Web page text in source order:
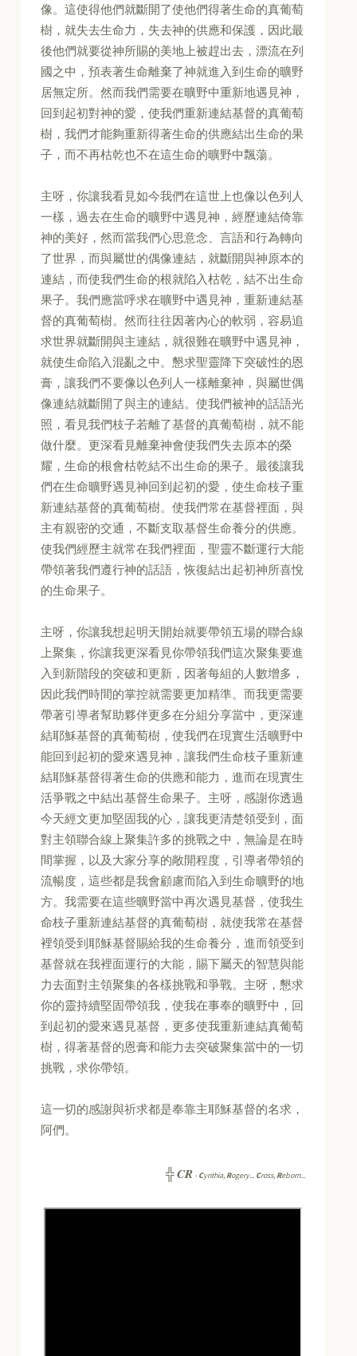
像。這使得他們就斷開了使他們得著生命的真葡萄
樹，就失去生命力，失去神的供應和保護，因此最
後他們就要從神所賜的美地上被趕出去，漂流在列
國之中，預表著生命離棄了神就進入到生命的曠野
居無定所。然而我們需要在曠野中重新地遇見神，
回到起初對神的愛，使我們重新連結基督的真葡萄
樹，我們才能夠重新得著生命的供應結出生命的果
子，而不再枯乾也不在這生命的曠野中飄蕩。
主呀，你讓我看見如今我們在這世上也像以色列人
一樣，過去在生命的曠野中遇見神，經歷連結倚靠
神的美好，然而當我們心思意念、言語和行為轉向
了世界，而與屬世的偶像連結，就斷開與神原本的
連結，而使我們生命的根就陷入枯乾，結不出生命
果子。我們應當呼求在曠野中遇見神，重新連結基
督的真葡萄樹。然而往往因著內心的軟弱，容易追
求世界就斷開與主連結，就很難在曠野中遇見神，
就使生命陷入混亂之中。懇求聖靈降下突破性的恩
膏，讓我們不要像以色列人一樣離棄神，與屬世偶
像連結就斷開了與主的連結。使我們被神的話語光
照，看見我們枝子若離了基督的真葡萄樹，就不能
做什麼。更深看見離棄神會使我們失去原本的榮
耀，生命的根會枯乾結不出生命的果子。最後讓我
們在生命曠野遇見神回到起初的愛，使生命枝子重
新連結基督的真葡萄樹。使我們常在基督裡面，與
主有親密的交通，不斷支取基督生命養分的供應。
使我們經歷主就常在我們裡面，聖靈不斷運行大能
帶領著我們遵行神的話語，恢復結出起初神所喜悅
的生命果子。
主呀，你讓我想起明天開始就要帶領五場的聯合線
上聚集，你讓我更深看見你帶領我們這次聚集要進
入到新階段的突破和更新，因著每組的人數增多，
因此我們時間的掌控就需要更加精準。而我更需要
帶著引導者幫助夥伴更多在分組分享當中，更深連
結耶穌基督的真葡萄樹，使我們在現實生活曠野中
能回到起初的愛來遇見神，讓我們生命枝子重新連
結耶穌基督得著生命的供應和能力，進而在現實生
活爭戰之中結出基督生命果子。主呀，感謝你透過
今天經文更加堅固我的心，讓我更清楚領受到，面
對主領聯合線上聚集許多的挑戰之中，無論是在時
間掌握，以及大家分享的敞開程度，引導者帶領的
流暢度，這些都是我會顧慮而陷入到生命曠野的地
方。我需要在這些曠野當中再次遇見基督，使我生
命枝子重新連結基督的真葡萄樹，就使我常在基督
裡領受到耶穌基督賜給我的生命養分，進而領受到
基督就在我裡面運行的大能，賜下屬天的智慧與能
力去面對主領聚集的各樣挑戰和爭戰。主呀，懇求
你的靈持續堅固帶領我，使我在事奉的曠野中，回
到起初的愛來遇見基督，更多使我重新連結真葡萄
樹，得著基督的恩膏和能力去突破聚集當中的一切
挑戰，求你帶領。
這一切的感謝與祈求都是奉靠主耶穌基督的名求，
阿們。
╬CR -Cynthia, Rogery... Cross, Reborn...